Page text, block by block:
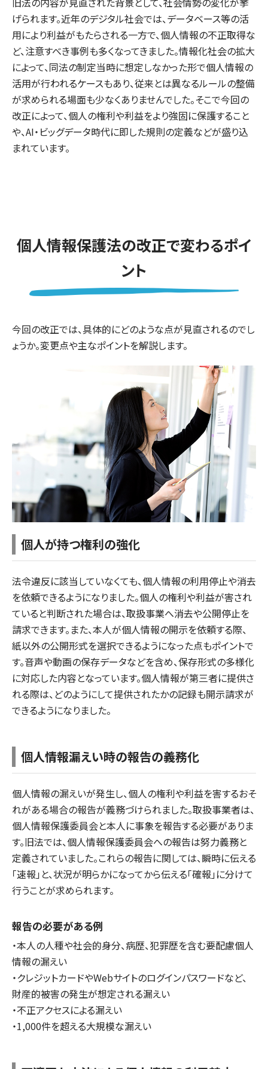
げられます。近年のデジタル社会では、データベース等の活
用により利益がもたらされる一方で、個人情報の不正取得な
ど、注意すべき事例も多くなってきました。情報化社会の拡大
によって、同法の制定当時に想定しなかった形で個人情報の
活用が行われるケースもあり、従来とは異なるルールの整備
が求められる場面も少なくありませんでした。そこで今回の
改正によって、個人の権利や利益をより強固に保護すること
や、AI・ビッグデータ時代に即した規則の定義などが盛り込
まれています。
個人情報保護法の改正で変わるポイ
ント
今回の改正では、具体的にどのような点が見直されるのでし
ょうか。変更点や主なポイントを解説します。
個人が持つ権利の強化
法令違反に該当していなくても、個人情報の利用停止や消去
を依頼できるようになりました。個人の権利や利益が害され
ていると判断された場合は、取扱事業へ消去や公開停止を
請求できます。また、本人が個人情報の開示を依頼する際、
紙以外の公開形式を選択できるようになった点もポイントで
す。音声や動画の保存データなどを含め、保存形式の多様化
に対応した内容となっています。個人情報が第三者に提供さ
れる際は、どのようにして提供されたかの記録も開示請求が
できるようになりました。
個人情報漏えい時の報告の義務化
個人情報の漏えいが発生し、個人の権利や利益を害するおそ
れがある場合の報告が義務づけられました。取扱事業者は、
個人情報保護委員会と本人に事象を報告する必要がありま
す。旧法では、個人情報保護委員会への報告は努力義務と
定義されていました。これらの報告に関しては、瞬時に伝える
「速報」と、状況が明らかになってから伝える「確報」に分けて
行うことが求められます。
報告の必要がある例
・本人の人種や社会的身分、病歴、犯罪歴を含む要配慮個人
情報の漏えい
・クレジットカードやWebサイトのログインパスワードなど、
財産的被害の発生が想定される漏えい
・不正アクセスによる漏えい
・1,000件を超える大規模な漏えい